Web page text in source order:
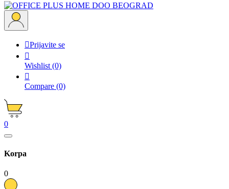
Prijavite se

Wishlist (0)

Compare (0)
0
Korpa
0